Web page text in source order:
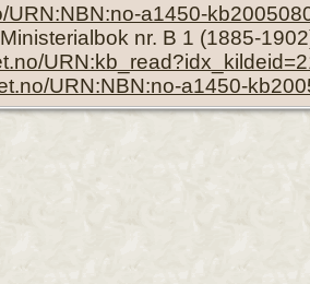
URN:NBN:no-a1450-
nr. B 1 (1885-
URN:NBN:no-a1450-